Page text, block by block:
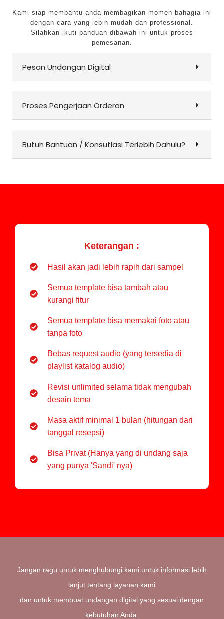
Kami siap membantu anda membagikan momen bahagia ini
dengan cara yang lebih mudah dan professional.
Silahkan ikuti panduan dibawah ini untuk proses
pemesanan.
Pesan Undangan Digital
Proses Pengerjaan Orderan
Butuh Bantuan / Konsutlasi Terlebih Dahulu?
Keterangan :
Hasil akan jadi lebih rapih dari sampel
Semua template bisa tambah atau
kurangi fitur
Semua template bisa memakai foto atau
tanpa foto
Bebas request audio (yang tersedia di
playlist katalog audio)
Revisi unlimited selama tidak mengubah
desain tema
Masa aktif minimal 1 bulan (hitungan dari
tanggal resepsi)
Bisa Privat (Hanya yang di undang saja
yang punya 'Sandi' nya)
Jangan ragu untuk menghubungi kami untuk informasi lebih
lanjut tentang layanan kami
dan untuk membuat undangan digital yang sesuai dengan
kebutuhan Anda.